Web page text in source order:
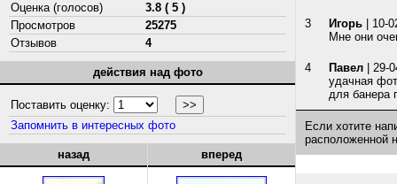
Оценка (голосов)
3.8 ( 5 )
Просмотров
25275
Отзывов
4
действия над фото
Поставить оценку:
Запомнить в интересных фото
назад вперед
3 Игорь | 10-
Мне они
4 Павел | 29-
удачная
для банера
Если хотите
расположенной